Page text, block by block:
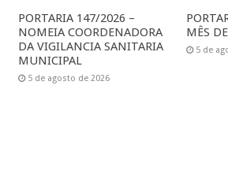
PORTARIA 147/2026 –
NOMEIA COORDENADORA
DA VIGILANCIA SANITARIA
MUNICIPAL
5 de agosto de 2026
MÊS
5 de